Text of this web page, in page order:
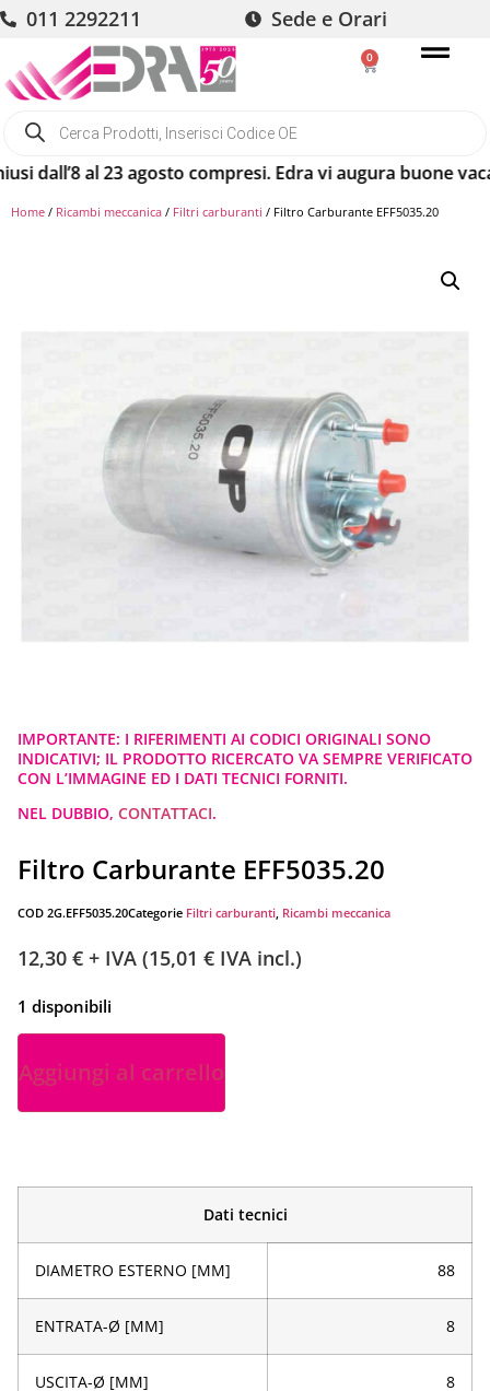
011 2292211 Sede e Orari
0
al 23 agosto compresi. Edra vi augura buone
Home / Ricambi meccanica / Filtri carburanti / Filtro Carburante EFF5035.20
IMPORTANTE: I RIFERIMENTI AI CODICI ORIGINALI SONO
INDICATIVI; IL PRODOTTO RICERCATO VA SEMPRE VERIFICATO
CON L’IMMAGINE ED I DATI TECNICI FORNITI.
NEL DUBBIO, CONTATTACI.
Filtro Carburante EFF5035.20
COD 2G.EFF5035.20Categorie Filtri carburanti, Ricambi meccanica
12,30 € + IVA (15,01 € IVA incl.)
1 disponibili
Aggiungi al carrello
Dati tecnici
DIAMETRO ESTERNO [MM] 88
ENTRATA-Ø [MM] 8
USCITA-Ø [MM] 8